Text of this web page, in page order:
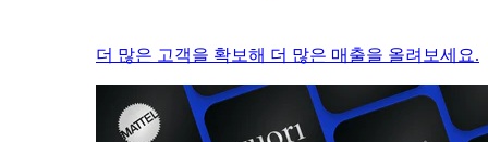
더 많은 고객을 확보해 더 많은 매출을 올려보세요.